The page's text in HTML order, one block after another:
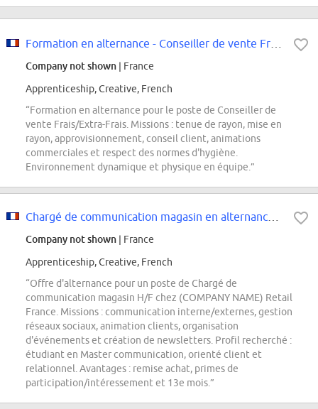
Company not shown | France
Apprenticeship, Creative, French
“Formation en alternance pour le poste de Conseiller de
vente Frais/Extra-Frais. Missions : tenue de rayon, mise en
rayon, approvisionnement, conseil client, animations
commerciales et respect des normes d'hygiène.
Environnement dynamique et physique en équipe.”
Company not shown | France
Apprenticeship, Creative, French
“Offre d'alternance pour un poste de Chargé de
communication magasin H/F chez (COMPANY NAME) Retail
France. Missions : communication interne/externes, gestion
réseaux sociaux, animation clients, organisation
d'événements et création de newsletters. Profil recherché :
étudiant en Master communication, orienté client et
relationnel. Avantages : remise achat, primes de
participation/intéressement et 13e mois.”